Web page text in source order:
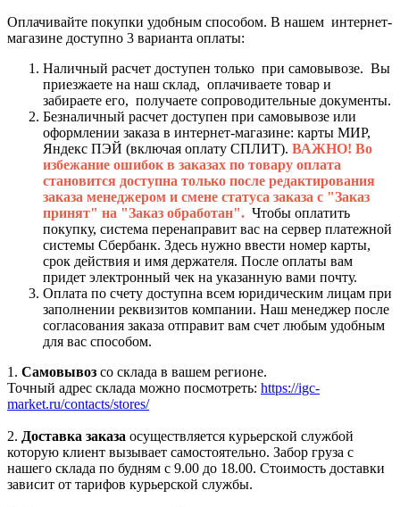
Оплачивайте покупки удобным способом. В нашем интернет-
магазине доступно 3 варианта оплаты:
Наличный расчет доступен только при самовывозе. Вы
приезжаете на наш склад, оплачиваете товар и
забираете его, получаете сопроводительные документы.
Безналичный расчет доступен при самовывозе или
оформлении заказа в интернет-магазине: карты МИР,
Яндекс ПЭЙ (включая оплату СПЛИТ). ВАЖНО! Во
избежание ошибок в заказах по товару оплата
становится доступна только после редактирования
заказа менеджером и смене статуса заказа с "Заказ
принят" на "Заказ обработан". Чтобы оплатить
покупку, система перенаправит вас на сервер платежной
системы Сбербанк. Здесь нужно ввести номер карты,
срок действия и имя держателя. После оплаты вам
придет электронный чек на указанную вами почту.
Оплата по счету доступна всем юридическим лицам при
заполнении реквизитов компании. Наш менеджер после
согласования заказа отправит вам счет любым удобным
для вас способом.
1. Самовывоз со склада в вашем регионе.
Точный адрес склада можно посмотреть: https://igc-
market.ru/contacts/stores/
2. Доставка заказа осуществляется курьерской службой
которую клиент вызывает самостоятельно. Забор груза с
нашего склада по будням с 9.00 до 18.00. Стоимость доставки
зависит от тарифов курьерской службы.